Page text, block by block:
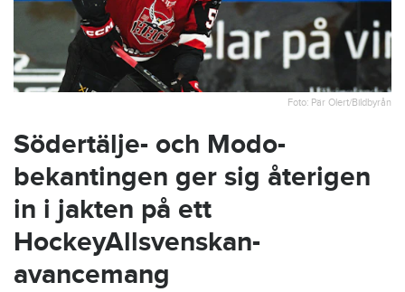
Foto: Pär Olert/Bildbyrån
Södertälje- och Modo-
bekantingen ger sig återigen
in i jakten på ett
HockeyAllsvenskan-
avancemang